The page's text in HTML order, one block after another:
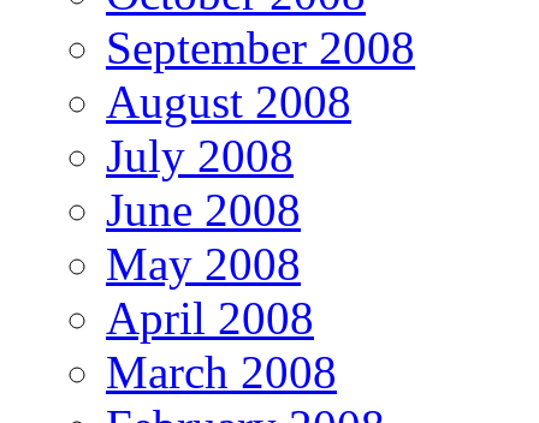
September 2008
August 2008
July 2008
June 2008
May 2008
April 2008
March 2008